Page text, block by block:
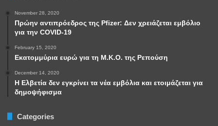
November 28, 2020
Πρώην αντιπρόεδρος της Pfizer: Δεν χρειάζεται εμβόλιο
για την COVID-19
February 15, 2020
Εκατομμύρια ευρώ για τη Μ.Κ.Ο. της Ρεπούση
December 14, 2020
Η Ελβετία δεν εγκρίνει τα νέα εμβόλια και ετοιμάζεται για
δημοψήφισμα
Categories